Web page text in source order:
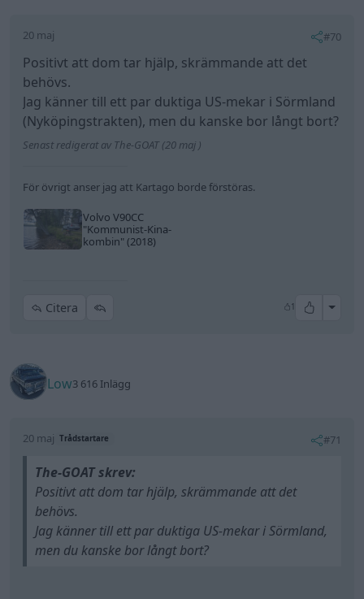
20 maj #70
Positivt att dom tar hjälp, skrämmande att det
behövs.
Jag känner till ett par duktiga US-mekar i Sörmland
(Nyköpingstrakten), men du kanske bor långt bort?
Senast redigerat av The-GOAT (20 maj )
För övrigt anser jag att Kartago borde förstöras.
Volvo V90CC
"Kommunist-Kina-
kombin"(2018)
Citera 1 All
Low3 616 Inlägg
20 maj Trådstartare #71
The-GOAT skrev:
Positivt att dom tar hjälp, skrämmande att det
behövs.
Jag känner till ett par duktiga US-mekar i Sörmland,
men du kanske bor långt bort?